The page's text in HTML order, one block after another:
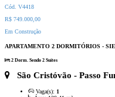
Cód. V4418
R$ 749.000,00
Em Construção
APARTAMENTO 2 DORMITÓRIOS -
2 Dorm. Sendo 2 Suítes
São Cristóvão - Passo
Vaga(s): 1